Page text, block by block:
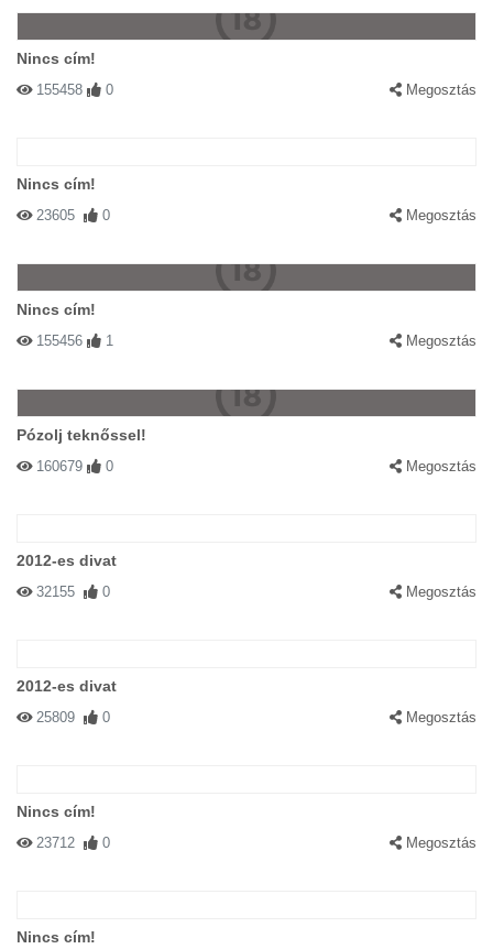
Nincs cím!
155458 0 Megosztás
Nincs cím!
23605 0 Megosztás
Nincs cím!
155456 1 Megosztás
Pózolj teknőssel!
160679 0 Megosztás
2012-es divat
32155 0 Megosztás
2012-es divat
25809 0 Megosztás
Nincs cím!
23712 0 Megosztás
Nincs cím!